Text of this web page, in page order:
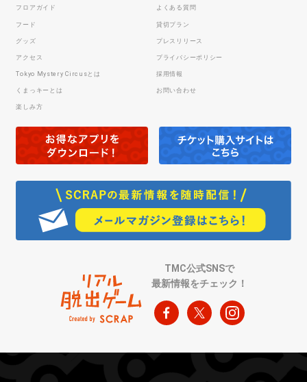
フロアガイド
フード
グッズ
アクセス
Tokyo Mystery Circusとは
くまっキーとは
楽しみ方
よくある質問
貸切プラン
プレスリリース
プライバシーポリシー
採用情報
お問い合わせ
TMC公式SNSで
最新情報をチェック！